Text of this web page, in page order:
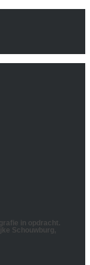
in opdracht.
Schouwburg,